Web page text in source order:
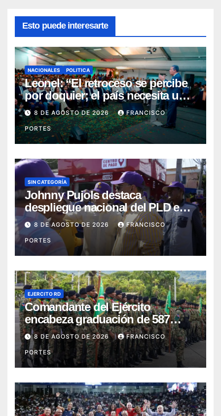
Esto puede interesarte
NACIONALES POLITICA
Leonel: “El retroceso se percibe
por doquier; el país necesita un
nuevo rumbo”
8 DE AGOSTO DE 2026 FRANCISCO
PORTES
SIN CATEGORÍA
Johnny Pujols destaca
despliegue nacional del PLD en
segunda jornada de Esfuerzo
Concentrado
8 DE AGOSTO DE 2026 FRANCISCO
PORTES
EJERCITO RD
Comandante del Ejército
encabeza graduación de 587
nuevos conscriptos en el
Campamento Militar “16 de
Agosto”
8 DE AGOSTO DE 2026 FRANCISCO
PORTES